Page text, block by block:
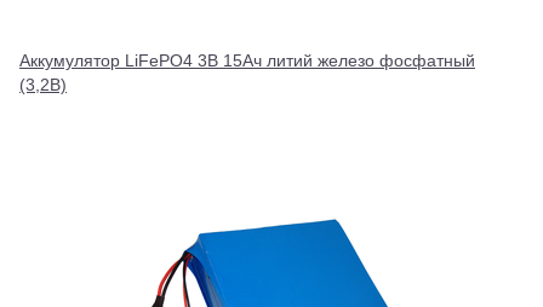
Аккумулятор LiFePO4 3В 15Ач литий железо фосфатный
(3,2В)